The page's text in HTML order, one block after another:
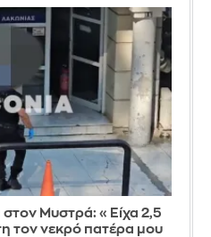
στον Μυστρά: «Είχα 2,5
τον νεκρό πατέρα μου